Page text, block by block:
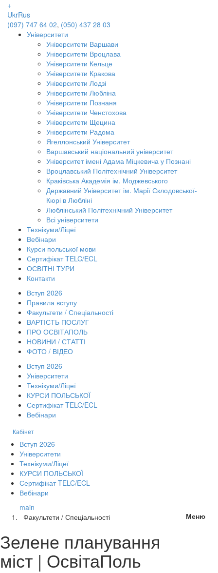
+
UkrRus
(097) 747 64 02, (050) 437 28 03
Університети
Університети Варшави
Університети Вроцлава
Університети Кельце
Університети Кракова
Університети Лодзі
Університети Любліна
Університети Познаня
Університети Ченстохова
Університети Щецина
Університети Радома
Ягеллонський Університет
Варшавський національний університет
Університет імені Адама Міцкевича у Познані
Вроцлавський Політехнічний Університет
Краківська Академія ім. Моджевського
Державний Університет ім. Марії Склодовської-
Кюрі в Любліні
Люблінський Політехнічний Університет
Всі університети
Технікуми/Ліцеї
Вебінари
Курси польської мови
Сертифікат TELC/ECL
ОСВІТНІ ТУРИ
Контакти
Вступ 2026
Правила вступу
Факультети / Спеціальності
ВАРТІСТЬ ПОСЛУГ
ПРО ОСВІТАПОЛЬ
НОВИНИ / СТАТТІ
ФОТО / ВІДЕО
Вступ 2026
Університети
Технікуми/Ліцеї
КУРСИ ПОЛЬСЬКОЇ
Сертифікат TELC/ECL
Вебінари
Кабінет
Вступ 2026
Університети
Технікуми/Ліцеї
КУРСИ ПОЛЬСЬКОЇ
Сертифікат TELC/ECL
Вебінари
Меню
main
Факультети / Спеціальності
Зелене планування
міст | ОсвітаПоль